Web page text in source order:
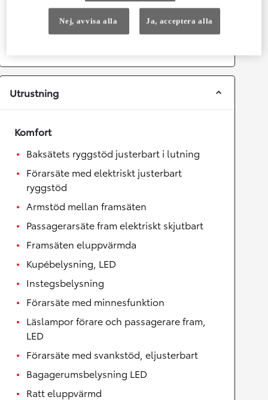
Växellåda
Fyrhjulsdrift
Utrustning
Komfort
Baksätets ryggstöd justerbart i lutning
Förarsäte med elektriskt justerbart
ryggstöd
Armstöd mellan framsäten
Passagerarsäte fram elektriskt skjutbart
Framsäten eluppvärmda
Kupébelysning, LED
Instegsbelysning
Förarsäte med minnesfunktion
Läslampor förare och passagerare fram,
LED
Förarsäte med svankstöd, eljusterbart
Bagagerumsbelysning LED
Ratt eluppvärmd
Nej, avvisa alla Ja, acceptera alla